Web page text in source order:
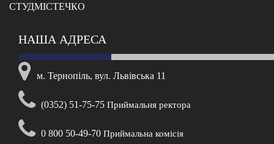
CТУДМІСТЕЧКО
НАША АДРЕСА
м. Тернопіль, вул. Львівська 11
(0352) 51-75-75 Приймальня ректора
0 800 50-49-70 Приймальна комісія